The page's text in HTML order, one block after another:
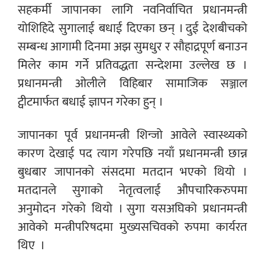
सहकर्मी जापानका लागि नवनिर्वाचित प्रधानमन्त्री
योशिहिदे सुगालाई बधाई दिएका छन् । दुई देशबीचको
सम्बन्ध आगामी दिनमा अझ सुमधुर र सौहाद्रपूर्ण बनाउन
मिलेर काम गर्ने प्रतिवद्धता सन्देशमा उल्लेख छ ।
प्रधानमन्त्री ओलीले विहिबार सामाजिक सञ्जाल
ट्वीटमार्फत बधाई ज्ञापन गरेका हुन् ।
जापानका पूर्व प्रधानमन्त्री शिन्जो आवेले स्वास्थ्यको
कारण देखाई पद त्याग गरेपछि नयाँ प्रधानमन्त्री छान्न
बुधबार जापानको संसदमा मतदान भएको थियो ।
मतदानले सुगाको नेतृत्वलाई औपचारिकरुपमा
अनुमोदन गरेको थियो । सुगा यसअघिको प्रधानमन्त्री
आवेको मन्त्रीपरिषदमा मुख्यसचिवको रुपमा कार्यरत
थिए ।